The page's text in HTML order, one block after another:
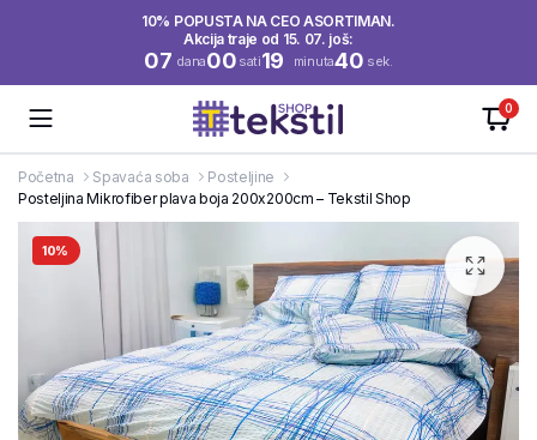
10% POPUSTA NA CEO ASORTIMAN.
Akcija traje od 15. 07. još:
07 dana00 sati19 minuta40 sek.
0
Početna Spavaća soba
Posteljine
Posteljina Mikrofiber plava boja 200x200cm – Tekstil Shop
10%